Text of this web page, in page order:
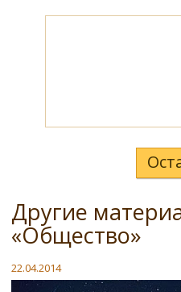
Другие
«Общество»
22.04.2014